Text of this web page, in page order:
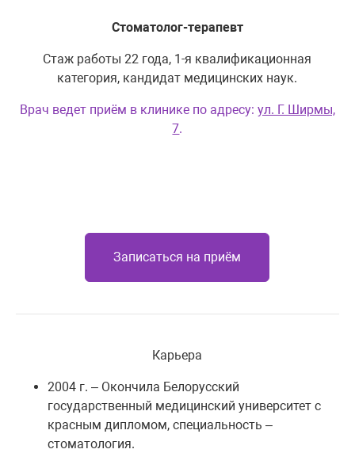
Стоматолог-терапевт
Стаж работы 22 года, 1-я квалификационная
категория, кандидат медицинских наук.
Врач ведет приём в клинике по адресу: ул. Г. Ширмы,
7.
Записаться на приём
Карьера
2004 г. – Окончила Белорусский
государственный медицинский университет с
красным дипломом, специальность –
стоматология.